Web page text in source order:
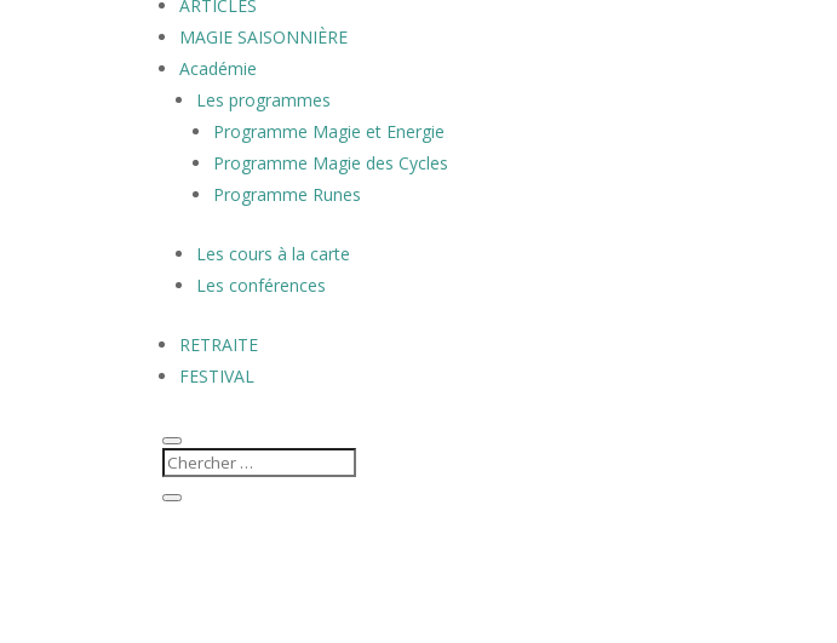
ARTICLES
MAGIE SAISONNIÈRE
Académie
Les programmes
Programme Magie et Energie
Programme Magie des Cycles
Programme Runes
Les cours à la carte
Les conférences
RETRAITE
FESTIVAL